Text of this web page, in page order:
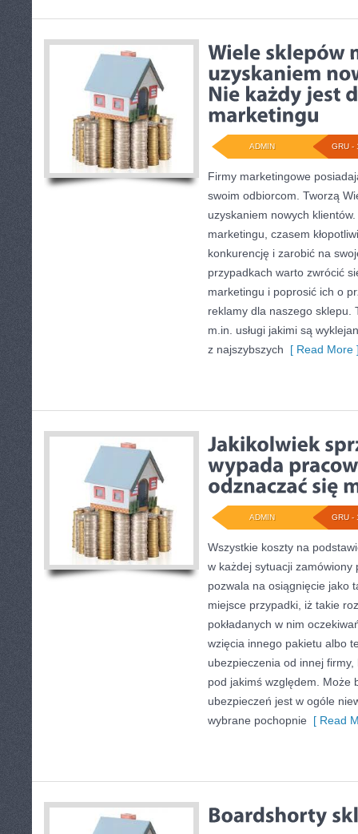
GRU -
ADMIN
Firmy marketingowe
swoim odbiorcom. Tworzą
uzyskaniem nowych
marketingu, czasem
konkurencję i zarobić na
przypadkach warto zwrócić
marketingu i poprosić ich o
reklamy dla naszego sklepu.
m.in. usługi jakimi są
z najszybszych [ Read More
GRU -
ADMIN
Wszystkie koszty na
w każdej sytuacji zamówiony
pozwala na osiągnięcie jako
miejsce przypadki, iż takie
pokładanych w nim
wzięcia innego pakietu albo
ubezpieczenia od innej
pod jakimś względem. Może
ubezpieczeń jest w ogóle
wybrane pochopnie [ Read